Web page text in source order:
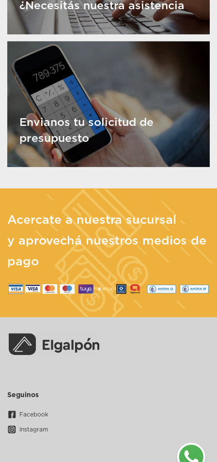
¿Necesitás nuestra asistencia
Envianos tu solicitud de
presupuesto
Acercate a nuestra sucursal
y aprovechá nuestros medios de
pago
Seguinos
Facebook
Instagram